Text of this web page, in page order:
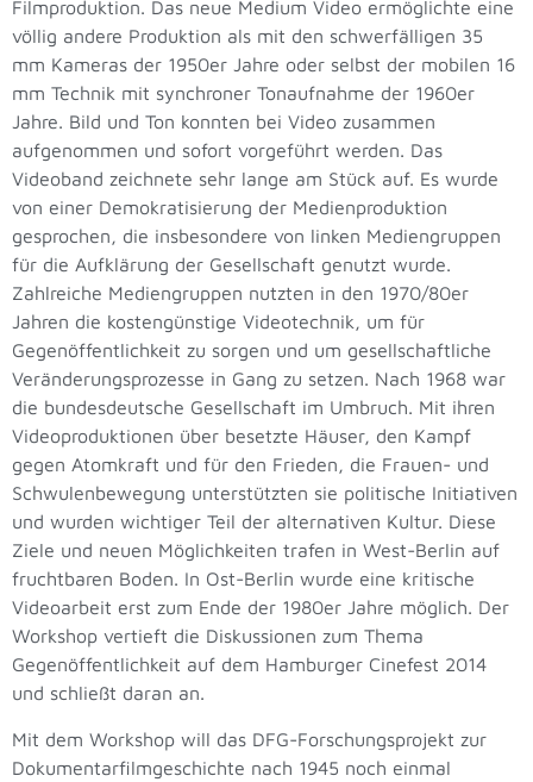
Filmproduktion. Das neue Medium Video ermöglichte eine
völlig andere Produktion als mit den schwerfälligen 35
mm Kameras der 1950er Jahre oder selbst der mobilen 16
mm Technik mit synchroner Tonaufnahme der 1960er
Jahre. Bild und Ton konnten bei Video zusammen
aufgenommen und sofort vorgeführt werden. Das
Videoband zeichnete sehr lange am Stück auf. Es wurde
von einer Demokratisierung der Medienproduktion
gesprochen, die insbesondere von linken Mediengruppen
für die Aufklärung der Gesellschaft genutzt wurde.
Zahlreiche Mediengruppen nutzten in den 1970/80er
Jahren die kostengünstige Videotechnik, um für
Gegenöffentlichkeit zu sorgen und um gesellschaftliche
Veränderungsprozesse in Gang zu setzen. Nach 1968 war
die bundesdeutsche Gesellschaft im Umbruch. Mit ihren
Videoproduktionen über besetzte Häuser, den Kampf
gegen Atomkraft und für den Frieden, die Frauen- und
Schwulenbewegung unterstützten sie politische Initiativen
und wurden wichtiger Teil der alternativen Kultur. Diese
Ziele und neuen Möglichkeiten trafen in West-Berlin auf
fruchtbaren Boden. In Ost-Berlin wurde eine kritische
Videoarbeit erst zum Ende der 1980er Jahre möglich. Der
Workshop vertieft die Diskussionen zum Thema
Gegenöffentlichkeit auf dem Hamburger Cinefest 2014
und schließt daran an.
Mit dem Workshop will das DFG-Forschungsprojekt zur
Dokumentarfilmgeschichte nach 1945 noch einmal